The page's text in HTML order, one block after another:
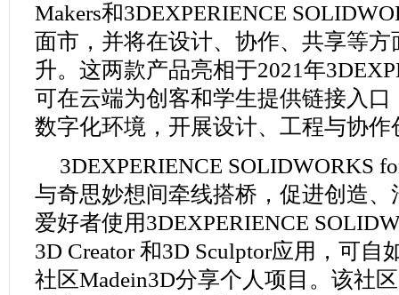
Makers和3DEXPERIENCE
面市，并将在设计、协作、共享等
升。这两款产品亮相于2021年
可在云端为创客和学生提供链接入
数字化环境，开展设计、工程与协作
3DEXPERIENCE SOLIDWORKS
与奇思妙想间牵线搭桥，促进创造
爱好者使用3DEXPERIENCE
3D Creator 和3D Sculptor应用，可自
社区Madein3D分享个人项目。该社